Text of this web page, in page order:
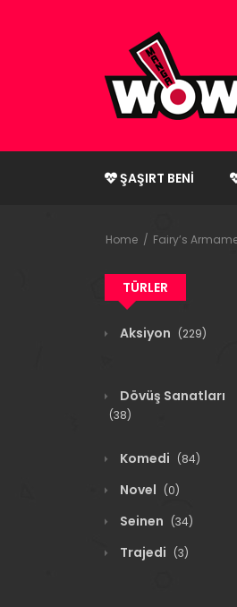
ŞAŞIRT BENI
Home Fairy’s
TÜRLER
Aksiyon (229)
Dövüş Sanatları
(38)
Komedi (84)
Novel (0)
Seinen (34)
Trajedi (3)